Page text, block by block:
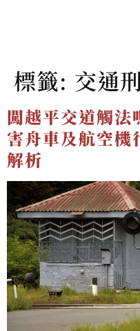
標籤: 交通
闖越平交道觸
害舟車及航空機
解析